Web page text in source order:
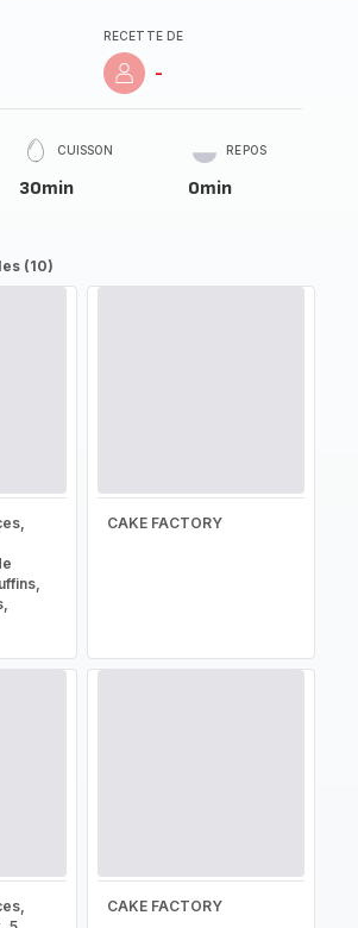
RECETTE DE
-
CUISSON
30min
REPOS
0min
(10)
CAKE FACTORY
CAKE FACTORY